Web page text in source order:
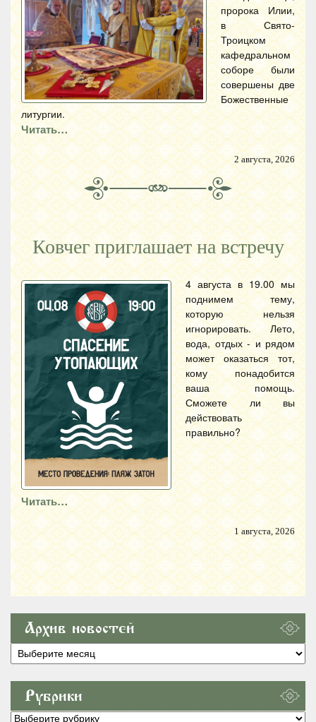
пророка Илии,
в Свято-
Троицком
кафедральном
соборе были
совершены две
Божественные
литургии.
Читать…
2 августа, 2026
Ковчег приглашает на встречу
4 августа в 19.00 мы
поднимем тему,
которую нельзя
игнорировать. Лето,
вода, отдых - и рядом
может оказаться тот,
кому понадобится
ваша помощь.
Сможете ли вы
действовать
правильно?
Читать…
1 августа, 2026
Архив новостей
Архив
новостей
Рубрики
Рубрики